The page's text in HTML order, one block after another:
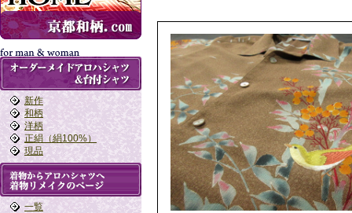
新作
和柄
洋柄
正絹（絹100%）
現品
一覧